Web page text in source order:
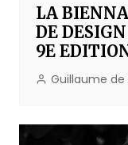
LA
DE
9E
Guillaume de